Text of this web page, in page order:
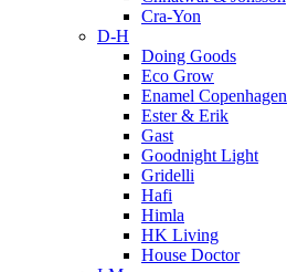
Cra-Yon
D-H
Doing Goods
Eco Grow
Enamel Copenhagen
Ester & Erik
Gast
Goodnight Light
Gridelli
Hafi
Himla
HK Living
House Doctor